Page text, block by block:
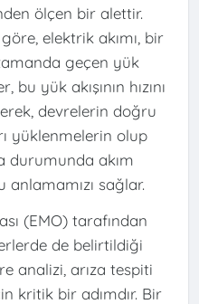
ölçen bir alettir.
elektrik akımı, bir
geçen yük
yük akışının hızını
devrelerin doğru
yüklenmelerin olup
durumunda akım
sağlar.
(EMO) tarafından
de belirtildiği
analizi, arıza tespiti
kritik bir adımdır. Bir